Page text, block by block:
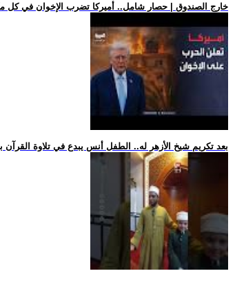
.. خارج الصندوق | حصار شامل.. أميركا تضرب الإخوان في كل
.. بعد تكريم شيخ الأزهر له.. الطفل أنس يبدع في تلاوة القرآن